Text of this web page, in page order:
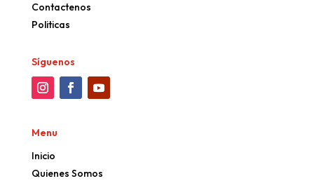
Contactenos
Politicas
Síguenos
Menu
Inicio
Quienes Somos